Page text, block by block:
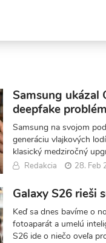
Samsung ukázal
deepfake problém
Samsung na svojom
generáciu vlajkových
klasický medziročný
Redakcia 28. Feb
Galaxy S26 rieši
Keď sa dnes bavíme o
fotoaparát a umelú
S26 ide o niečo oveľa